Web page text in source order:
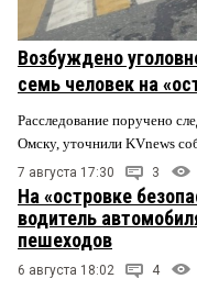
Возбуждено
семь человек на
Расследование поручено
Омску, уточнили KVnews
7 августа 17:30 3
На «островке
водитель
пешеходов
6 августа 18:02 4